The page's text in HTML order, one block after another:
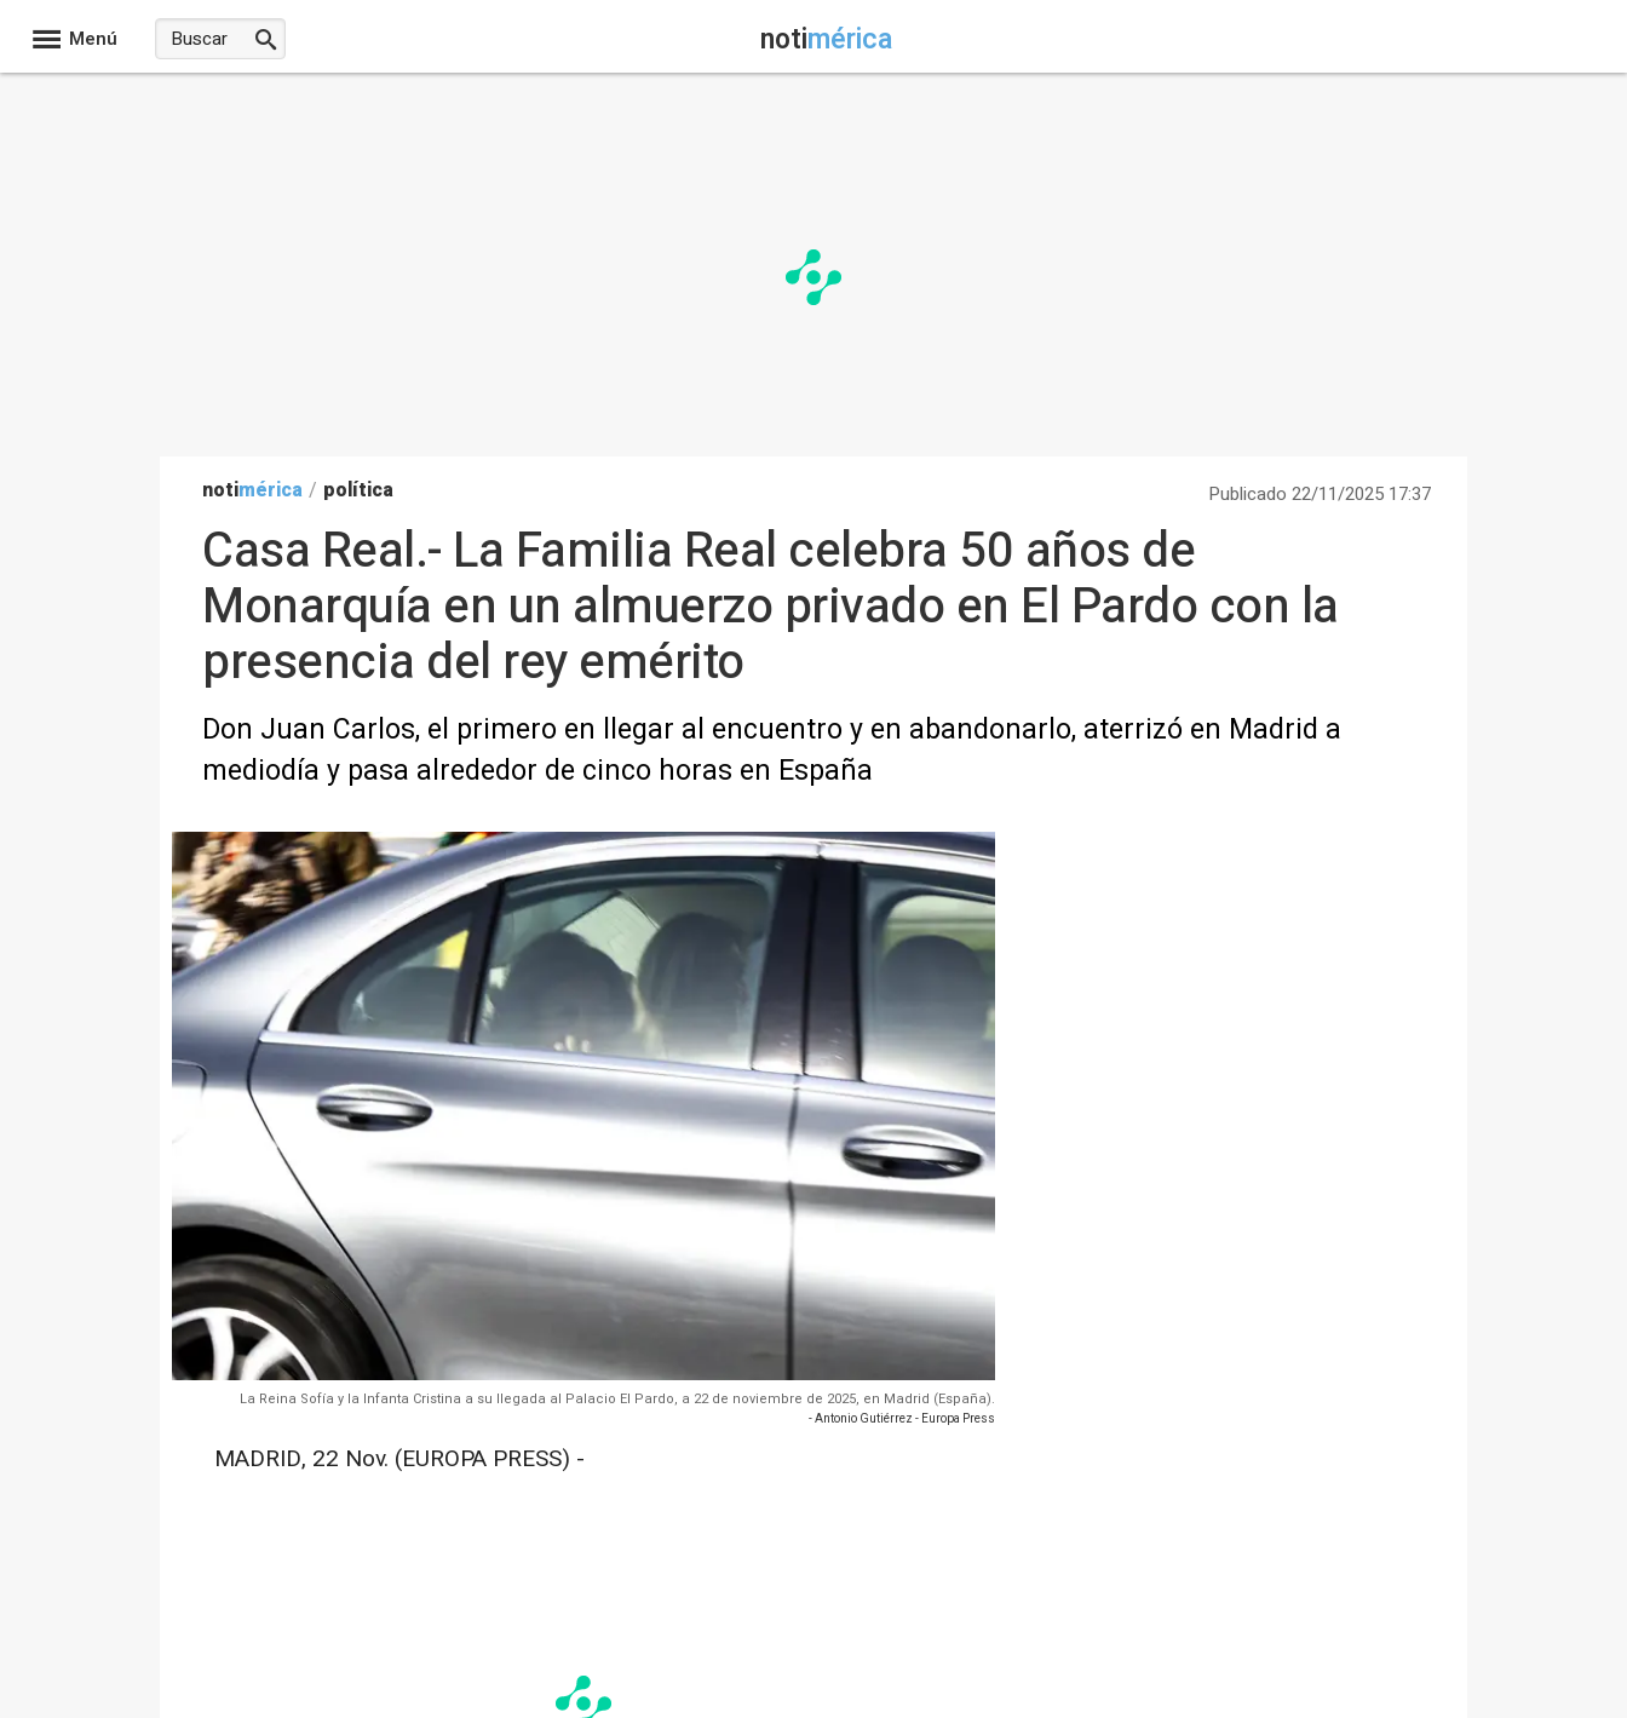
Menú notimérica
notimérica / política Publicado 22/11/2025 17:37
Casa Real.- La Familia Real celebra 50 años de
Monarquía en un almuerzo privado en El Pardo con la
presencia del rey emérito
Don Juan Carlos, el primero en llegar al encuentro y en abandonarlo, aterrizó en Madrid a
mediodía y pasa alrededor de cinco horas en España
La Reina Sofía y la Infanta Cristina a su llegada al Palacio El Pardo, a 22 de noviembre de 2025, en Madrid (España).
- Antonio Gutiérrez - Europa Press
MADRID, 22 Nov. (EUROPA PRESS) -